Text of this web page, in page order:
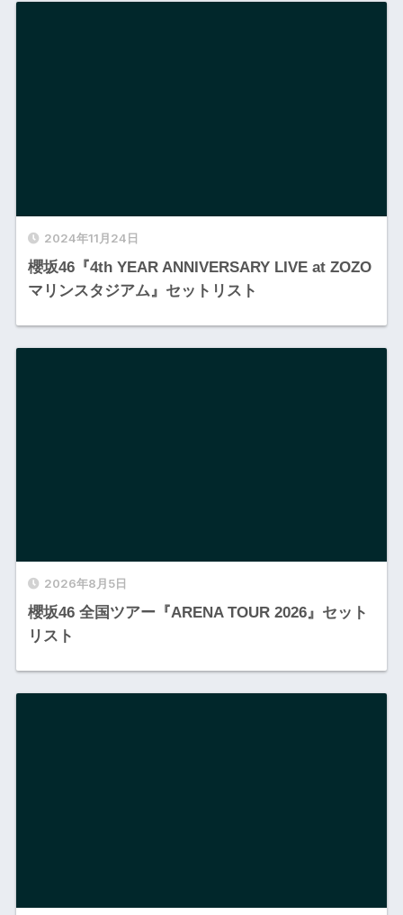
2024年11月24日
櫻坂46『4th YEAR ANNIVERSARY LIVE at ZOZO
マリンスタジアム』セットリスト
2026年8月5日
櫻坂46 全国ツアー『ARENA TOUR 2026』セット
リスト